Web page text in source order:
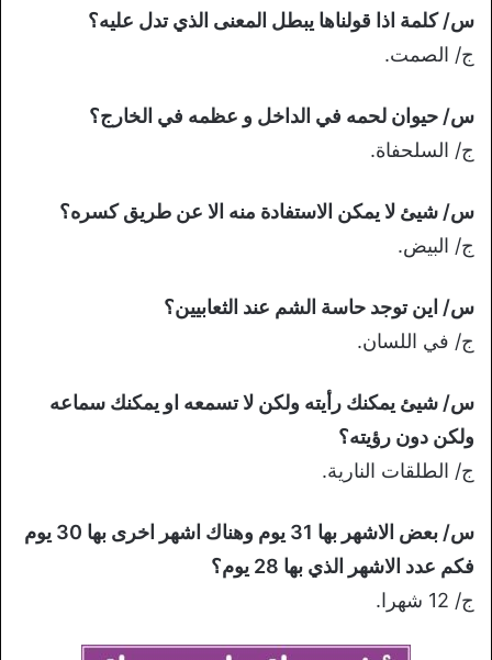
س/ كلمة اذا قولناها يبطل المعنى الذي تدل عليه؟
ج/ الصمت.
س/ حيوان لحمه في الداخل و عظمه في الخارج؟
ج/ السلحفاة.
س/ شيئ لا يمكن الاستفادة منه الا عن طريق كسره؟
ج/ البيض.
س/ اين توجد حاسة الشم عند الثعابيين؟
ج/ في اللسان.
س/ شيئ يمكنك رأيته ولكن لا تسمعه او يمكنك سماعه
ولكن دون رؤيته؟
ج/ الطلقات النارية.
س/ بعض الاشهر بها 31 يوم وهناك اشهر اخرى بها 30 يوم
فكم عدد الاشهر الذي بها 28 يوم؟
ج/ 12 شهرا.